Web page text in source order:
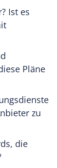
Ist es
Pläne
zu
die